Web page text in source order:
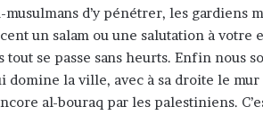
d’y pénétrer, les gardiens
un salam ou une salutation à votre
se passe sans heurts. Enfin nous
domine la ville, avec à sa droite le
al-bouraq par les palestiniens.